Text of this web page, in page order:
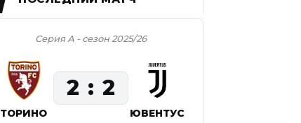
Серия А - сезон 2025/26
ТОРИНО
2 2
ЮВЕНТУС